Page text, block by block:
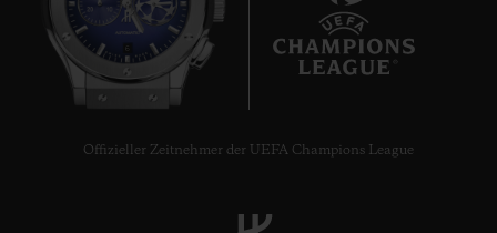
Offizieller Zeitnehmer der UEFA Champions League